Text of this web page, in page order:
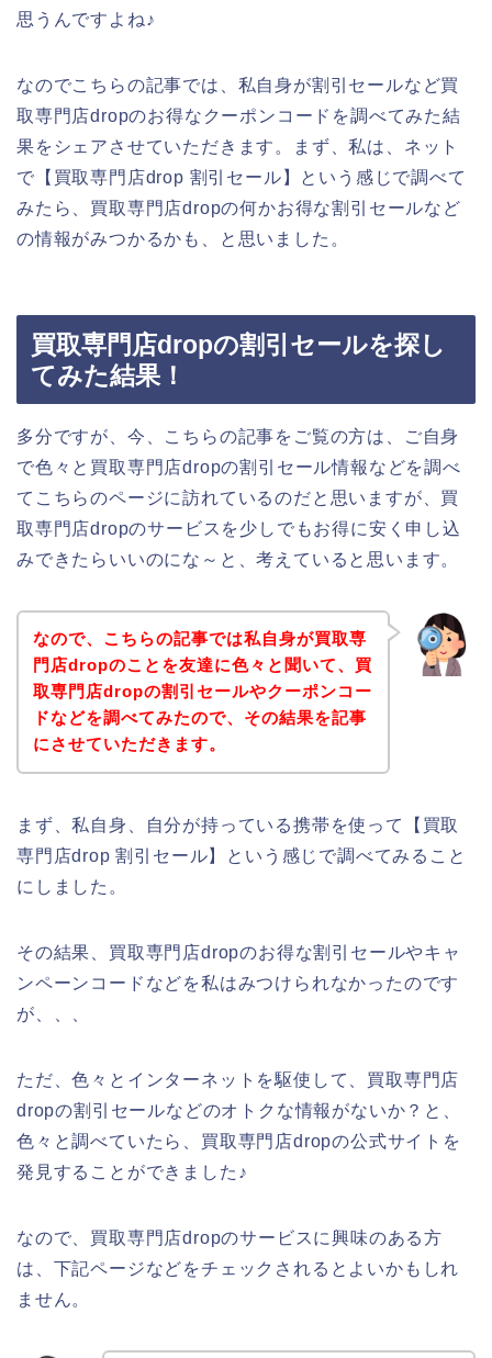
思うんですよね♪
なのでこちらの記事では、私自身が割引セールなど買
取専門店dropのお得なクーポンコードを調べてみた結
果をシェアさせていただきます。まず、私は、ネット
で【買取専門店drop 割引セール】という感じで調べて
みたら、買取専門店dropの何かお得な割引セールなど
の情報がみつかるかも、と思いました。
買取専門店dropの割引セールを探し
てみた結果！
多分ですが、今、こちらの記事をご覧の方は、ご自身
で色々と買取専門店dropの割引セール情報などを調べ
てこちらのページに訪れているのだと思いますが、買
取専門店dropのサービスを少しでもお得に安く申し込
みできたらいいのにな～と、考えていると思います。
なので、こちらの記事では私自身が買取専
門店dropのことを友達に色々と聞いて、買
取専門店dropの割引セールやクーポンコー
ドなどを調べてみたので、その結果を記事
にさせていただきます。
まず、私自身、自分が持っている携帯を使って【買取
専門店drop 割引セール】という感じで調べてみること
にしました。
その結果、買取専門店dropのお得な割引セールやキャ
ンペーンコードなどを私はみつけられなかったのです
が、、、
ただ、色々とインターネットを駆使して、買取専門店
dropの割引セールなどのオトクな情報がないか？と、
色々と調べていたら、買取専門店dropの公式サイトを
発見することができました♪
なので、買取専門店dropのサービスに興味のある方
は、下記ページなどをチェックされるとよいかもしれ
ません。